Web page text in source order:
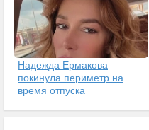
Надежда Ермакова
покинула периметр на
время отпуска